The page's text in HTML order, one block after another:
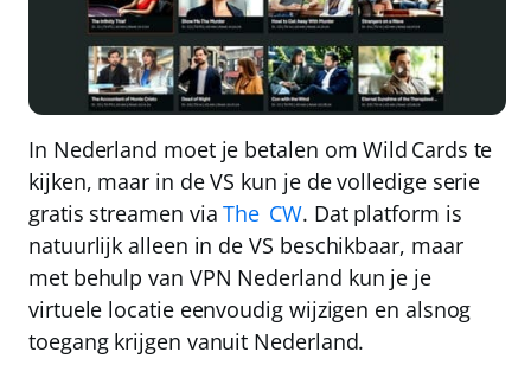
In Nederland moet je betalen om Wild Cards te
kijken, maar in de VS kun je de volledige serie
gratis streamen viaThe CW. Dat platform is
natuurlijkalleen in de VS beschikbaar, maar
met behulp van VPN Nederland kun je je
virtuele locatie eenvoudig wijzigen en alsnog
toegang krijgen vanuit Nederland.